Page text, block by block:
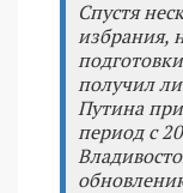
Спустя
избрания,
получил
Путина
период с